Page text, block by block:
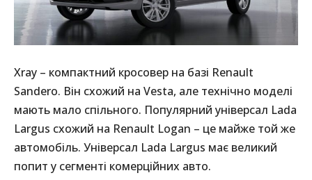
Xray – компактний кросовер на базі Renault
Sandero. Він схожий на Vesta, але технічно моделі
мають мало спільного. Популярний універсал Lada
Largus схожий на Renault Logan – це майже той же
автомобіль. Універсал Lada Largus має великий
попит у сегменті комерційних авто.